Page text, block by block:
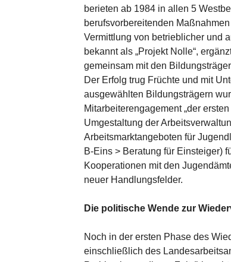
berieten ab 1984 in allen 5
berufsvorbereitenden
Vermittlung von betrieblicher und
bekannt als „Projekt Nolle“,
gemeinsam mit den
Der Erfolg trug Früchte und mit
ausgewählten Bildungsträgern
Mitarbeiterengagement „der
Umgestaltung der
Arbeitsmarktangeboten für
B-Eins > Beratung für Einsteiger)
Kooperationen mit den
neuer Handlungsfelder.
Die politische Wende zur
Noch in der ersten Phase des
einschließlich des